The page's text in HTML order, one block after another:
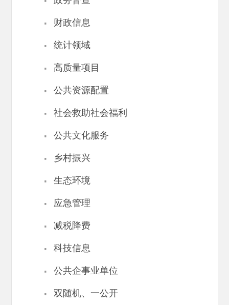
· 财政信息
· 统计领域
· 高质量项目
· 公共资源配置
· 社会救助社会福利
· 公共文化服务
· 乡村振兴
· 生态环境
· 应急管理
· 减税降费
· 科技信息
· 公共企事业单位
· 双随机、一公开